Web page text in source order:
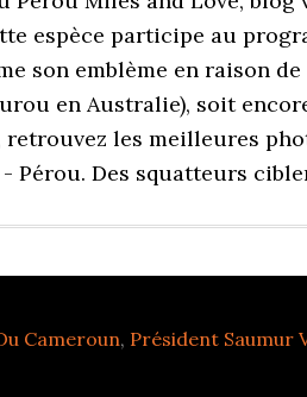
espèce participe au
son emblème en raison
en Australie), soit
les meilleures
Pérou. Des squatteurs
Cameroun, Président Saumur